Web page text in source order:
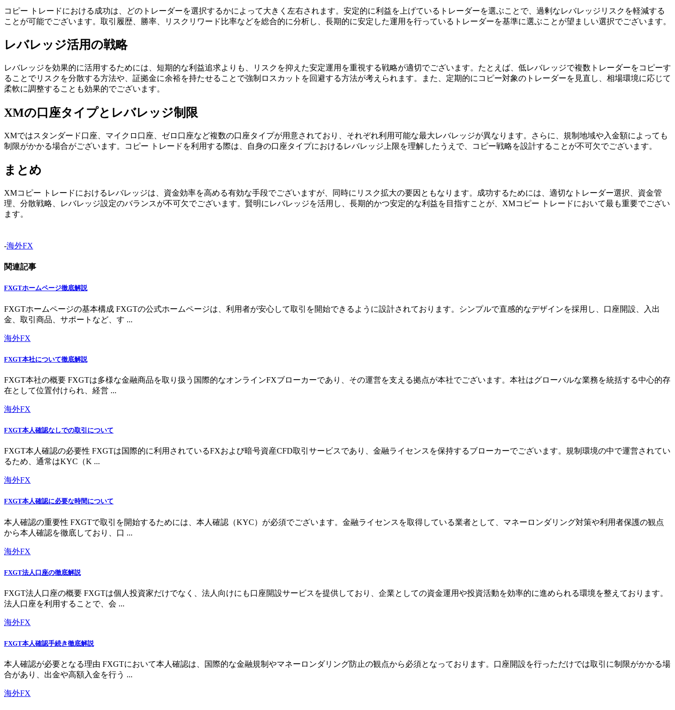
コピー トレードにおける成功は、どのトレーダーを選択するかによって大きく左右されます。安定的に利益を上げているトレーダーを選ぶことで、過剰なレバレッジリスクを軽減する
ことが可能でございます。取引履歴、勝率、リスクリワード比率などを総合的に分析し、長期的に安定した運用を行っているトレーダーを基準に選ぶことが望ましい選択でございます。
レバレッジ活用の戦略
レバレッジを効果的に活用するためには、短期的な利益追求よりも、リスクを抑えた安定運用を重視する戦略が適切でございます。たとえば、低レバレッジで複数トレーダーをコピーす
ることでリスクを分散する方法や、証拠金に余裕を持たせることで強制ロスカットを回避する方法が考えられます。また、定期的にコピー対象のトレーダーを見直し、相場環境に応じて
柔軟に調整することも効果的でございます。
XMの口座タイプとレバレッジ制限
XMではスタンダード口座、マイクロ口座、ゼロ口座など複数の口座タイプが用意されており、それぞれ利用可能な最大レバレッジが異なります。さらに、規制地域や入金額によっても
制限がかかる場合がございます。コピー トレードを利用する際は、自身の口座タイプにおけるレバレッジ上限を理解したうえで、コピー戦略を設計することが不可欠でございます。
まとめ
XMコピー トレードにおけるレバレッジは、資金効率を高める有効な手段でございますが、同時にリスク拡大の要因ともなります。成功するためには、適切なトレーダー選択、資金管
理、分散戦略、レバレッジ設定のバランスが不可欠でございます。賢明にレバレッジを活用し、長期的かつ安定的な利益を目指すことが、XMコピー トレードにおいて最も重要でござい
ます。
-海外FX
関連記事
FXGTホームページ徹底解説
FXGTホームページの基本構成 FXGTの公式ホームページは、利用者が安心して取引を開始できるように設計されております。シンプルで直感的なデザインを採用し、口座開設、入出
金、取引商品、サポートなど、す ...
海外FX
FXGT本社について徹底解説
FXGT本社の概要 FXGTは多様な金融商品を取り扱う国際的なオンラインFXブローカーであり、その運営を支える拠点が本社でございます。本社はグローバルな業務を統括する中心的存
在として位置付けられ、経営 ...
海外FX
FXGT本人確認なしでの取引について
FXGT本人確認の必要性 FXGTは国際的に利用されているFXおよび暗号資産CFD取引サービスであり、金融ライセンスを保持するブローカーでございます。規制環境の中で運営されてい
るため、通常はKYC（K ...
海外FX
FXGT本人確認に必要な時間について
本人確認の重要性 FXGTで取引を開始するためには、本人確認（KYC）が必須でございます。金融ライセンスを取得している業者として、マネーロンダリング対策や利用者保護の観点
から本人確認を徹底しており、口 ...
海外FX
FXGT法人口座の徹底解説
FXGT法人口座の概要 FXGTは個人投資家だけでなく、法人向けにも口座開設サービスを提供しており、企業としての資金運用や投資活動を効率的に進められる環境を整えております。
法人口座を利用することで、会 ...
海外FX
FXGT本人確認手続き徹底解説
本人確認が必要となる理由 FXGTにおいて本人確認は、国際的な金融規制やマネーロンダリング防止の観点から必須となっております。口座開設を行っただけでは取引に制限がかかる場
合があり、出金や高額入金を行う ...
海外FX